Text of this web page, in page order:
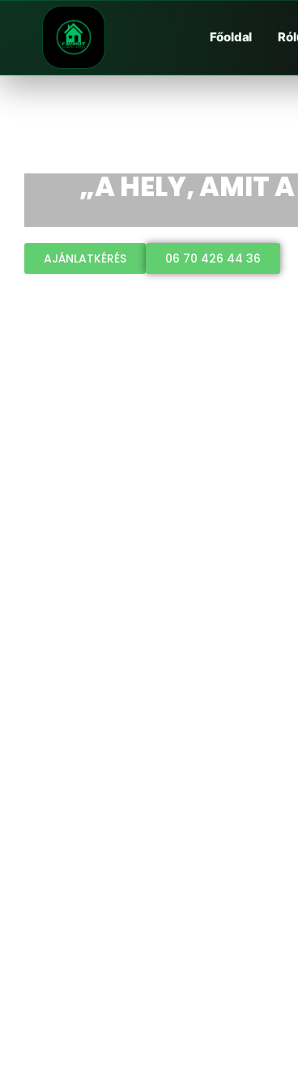
Főoldal
„A HELY, AMIT A
AJÁNLATKÉRÉS 06 70 426 44 36